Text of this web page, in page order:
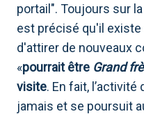
portail". Toujours sur
est précisé qu'il
d'attirer de nouveaux
«pourrait être Grand
visite. En fait,
jamais et se poursuit